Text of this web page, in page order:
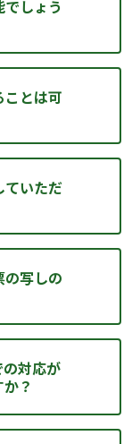
しょう
ことは可
ていただ
写しの
対応が
？